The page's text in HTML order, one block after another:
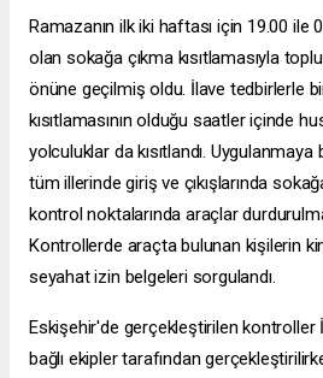
Ramazanın ilk iki haftası için 19.00 ile
olan sokağa çıkma kısıtlamasıyla
önüne geçilmiş oldu. İlave tedbirlerle
kısıtlamasının olduğu saatler içinde
yolculuklar da kısıtlandı. Uygulanmaya
tüm illerinde giriş ve çıkışlarında
kontrol noktalarında araçlar
Kontrollerde araçta bulunan kişilerin
seyahat izin belgeleri sorgulandı.
Eskişehir'de gerçekleştirilen kontroller
bağlı ekipler tarafından